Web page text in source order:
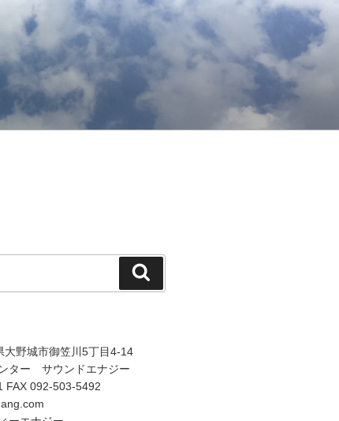
索
大野城市御笠川5丁目4-14
ター サウンドエナジー
FAX 092-503-5492